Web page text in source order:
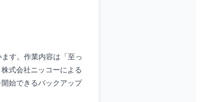
す。作業内容は「至っ
式会社ニッコーによる
始できるバックアップ